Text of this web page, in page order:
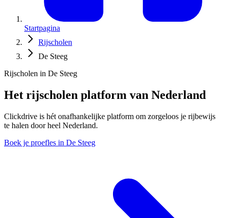
Startpagina
Rijscholen
De Steeg
Rijscholen in De Steeg
Het rijscholen platform van Nederland
Clickdrive is hét onafhankelijke platform om zorgeloos je rijbewijs
te halen door heel Nederland.
Boek je proefles in De Steeg